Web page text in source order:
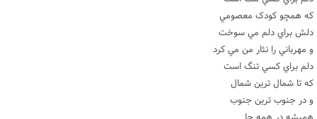
که همچو کودک معصومي
دلش براي دلم مي سوخت
و مهرباني را نثار من مي کرد
دلم براي کسي تنگ است
که تا شمال ترين شمال
و در جنوب ترين جنوب